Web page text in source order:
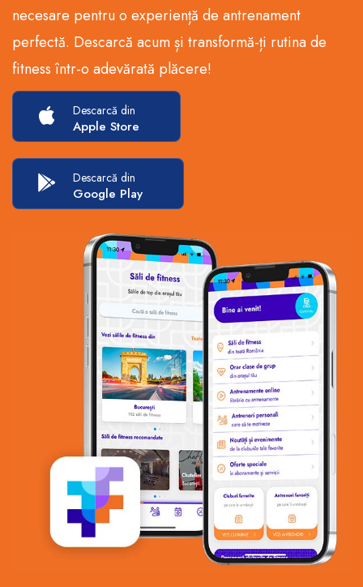
necesare pentru o experiență de antrenament
perfectă. Descarcă acum și transformă-ți rutina de
fitness într-o adevărată plăcere!
Descarcă din
Apple Store
Descarcă din
Google Play